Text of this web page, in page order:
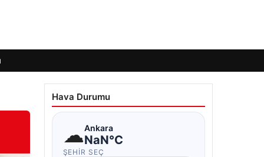
Hava Durumu
☁Ankara
NaN°C
ŞEHIR SEÇ